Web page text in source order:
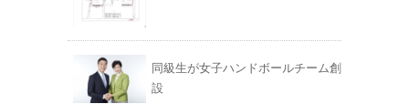
同級生が女子ハンドボールチーム創
設